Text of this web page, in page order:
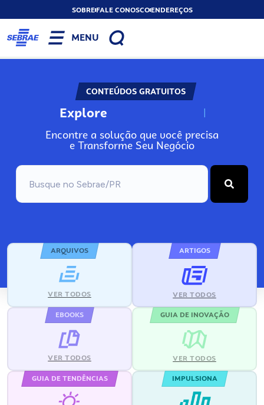
SOBREFALE CONOSCOENDEREÇOS
MENU
CONTEÚDOS GRATUITOS
Explore N
Encontre a solução que você precisa
e Transforme Seu Negócio
ARQUIVOS
VER TODOS
ARTIGOS
VER TODOS
EBOOKS
VER TODOS
GUIA DE INOVAÇÃO
VER TODOS
GUIA DE TENDÊNCIAS IMPULSIONA